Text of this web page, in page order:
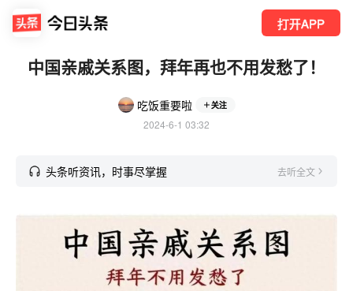
打开APP
中国亲戚关系图，拜年再也不用发愁了！
吃饭重要啦 关注
2024-6-1 03:32
头条听资讯，时事尽掌握 去听全文